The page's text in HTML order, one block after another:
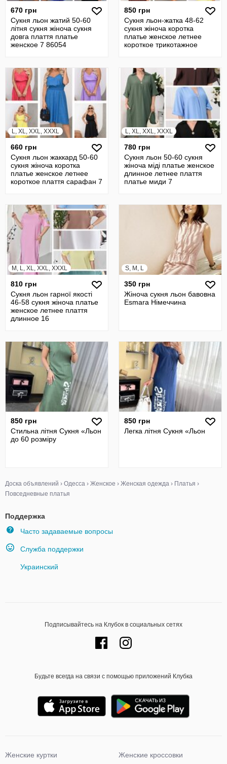
670 грн
Сукня льон жатий 50-60
літня сукня жіноча сукня
довга плаття платье
женское 7 86054
850 грн
Сукня льон-жатка 48-62
сукня жіноча коротка
платье женское летнее
короткое трикотажное
L, XL, XXL, XXXL
660 грн
Сукня льон жаккард 50-60
сукня жіноча коротка
платье женское летнее
короткое плаття сарафан 7
L, XL, XXL, XXXL
780 грн
Сукня льон 50-60 сукня
жіноча міді платье женское
длинное летнее плаття
платье миди 7
M, L, XL, XXL, XXXL
810 грн
Сукня льон гарної якості
46-58 сукня жіноча платье
женское летнее плаття
длинное 16
S, M, L
350 грн
Жіноча сукня льон бавовна
Esmara Німеччина
850 грн
Стильна літня Сукня «Льон
до 60 розміру
850 грн
Легка літня Сукня «Льон
Доска объявлений › Одесса › Женское › Женская одежда › Платья ›
Повседневные платья
Поддержка
Часто задаваемые вопросы
Служба поддержки
Украинский
Подписывайтесь на Клубок в социальных сетях
Будьте всегда на связи с помощью приложений Клубка
Женские куртки
Женские кроссовки